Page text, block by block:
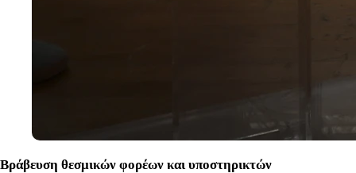
Βράβευση θεσμικών φορέων και υποστηρικτών